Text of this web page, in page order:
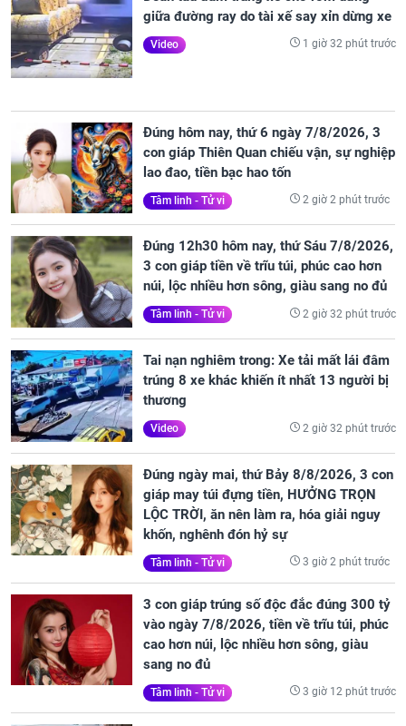
giữa đường ray do tài xế say xỉn dừng xe
Video 1 giờ 32 phút trước
Đúng hôm nay, thứ 6 ngày 7/8/2026, 3
con giáp Thiên Quan chiếu vận, sự nghiệp
lao đao, tiền bạc hao tốn
Tâm linh - Tử vi 2 giờ 2 phút trước
Đúng 12h30 hôm nay, thứ Sáu 7/8/2026,
3 con giáp tiền về trĩu túi, phúc cao hơn
núi, lộc nhiều hơn sông, giàu sang no đủ
Tâm linh - Tử vi 2 giờ 32 phút trước
Tai nạn nghiêm trong: Xe tải mất lái đâm
trúng 8 xe khác khiến ít nhất 13 người bị
thương
Video 2 giờ 32 phút trước
Đúng ngày mai, thứ Bảy 8/8/2026, 3 con
giáp may túi đựng tiền, HƯỞNG TRỌN
LỘC TRỜI, ăn nên làm ra, hóa giải nguy
khốn, nghênh đón hỷ sự
Tâm linh - Tử vi 3 giờ 2 phút trước
3 con giáp trúng số độc đắc đúng 300 tỷ
vào ngày 7/8/2026, tiền về trĩu túi, phúc
cao hơn núi, lộc nhiều hơn sông, giàu
sang no đủ
Tâm linh - Tử vi 3 giờ 12 phút trước